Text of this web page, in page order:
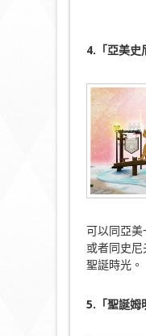
4.「亞美史
可以同亞美
或者同史
聖誕時光。
5.「聖誕姆